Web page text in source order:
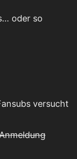
oder so
versucht